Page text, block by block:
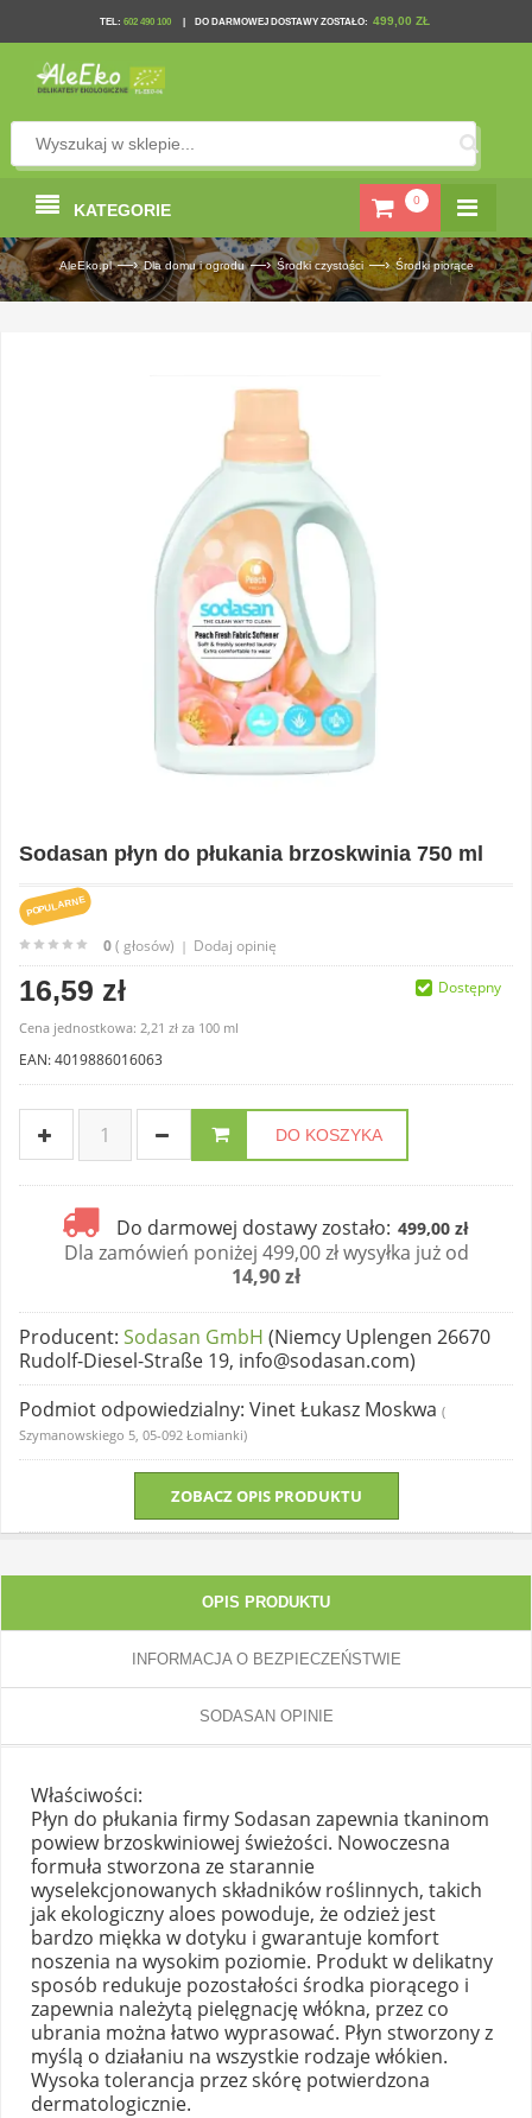
TEL: 602 490 100 DO DARMOWEJ DOSTAWY ZOSTAŁO: 499,00 ZŁ
0
KATEGORIE
AleEko.pl —› Dla domu i ogrodu —› Środki czystości —› Środki piorące
Sodasan płyn do płukania brzoskwinia 750 ml
POPULARNE
0( głosów) | Dodaj opinię
16,59 zł
Cena jednostkowa: 2,21 zł za 100 ml
EAN: 4019886016063
DO KOSZYKA
Do darmowej dostawy zostało: 499,00 zł
Dla zamówień poniżej 499,00 zł wysyłka już od
14,90 zł
Dostępny
Producent: Sodasan GmbH (Niemcy Uplengen 26670
Rudolf-Diesel-Straße 19, info@sodasan.com)
Podmiot odpowiedzialny: Vinet Łukasz Moskwa (
Szymanowskiego 5, 05-092 Łomianki)
ZOBACZ OPIS PRODUKTU
OPIS PRODUKTU
INFORMACJA O BEZPIECZEŃSTWIE
SODASAN OPINIE
Właściwości:
Płyn do płukania firmy Sodasan zapewnia tkaninom
powiew brzoskwiniowej świeżości. Nowoczesna
formuła stworzona ze starannie
wyselekcjonowanych składników roślinnych, takich
jak ekologiczny aloes powoduje, że odzież jest
bardzo miękka w dotyku i gwarantuje komfort
noszenia na wysokim poziomie. Produkt w delikatny
sposób redukuje pozostałości środka piorącego i
zapewnia należytą pielęgnację włókna, przez co
ubrania można łatwo wyprasować. Płyn stworzony z
myślą o działaniu na wszystkie rodzaje włókien.
Wysoka tolerancja przez skórę potwierdzona
dermatologicznie.